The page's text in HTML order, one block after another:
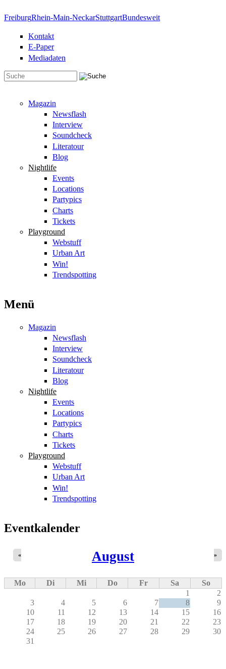
FreiburgRhein-Main-NeckarStuttgartBundesweit
Kontakt
E-Paper
Mediadaten
Magazin
Newsflash
Interview
Soundcheck
Literatour
Blog
Nightlife
Events
Locations
Partypics
Charts
Tickets
Playground
Webstuff
Urban Art
Win!
Trendspotting
Menü
Magazin
Newsflash
Interview
Soundcheck
Literatour
Blog
Nightlife
Events
Locations
Partypics
Charts
Tickets
Playground
Webstuff
Urban Art
Win!
Trendspotting
Eventkalender
August
« »
Mo Di Mi Do Fr Sa
So
1
2
3
4 5 6 7 8
9
10
11 12 13 14 15
16
17
18 19 20 21 22
23
24
25 26 27 28 29
30
31